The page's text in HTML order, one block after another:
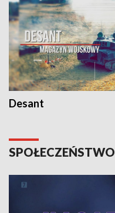
Desant
SPOŁECZEŃSTWO